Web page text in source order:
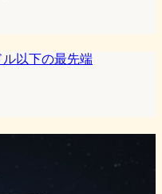
以下の最先端